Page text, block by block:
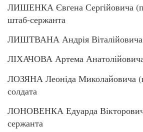
ЛИШЕНКА Євгена Сергійовича
штаб-сержанта
ЛИШТВАНА Андрія
ЛІХАЧОВА Артема
ЛОЗЯНА Леоніда Миколайовича
солдата
ЛОНОВЕНКА Едуарда
сержанта